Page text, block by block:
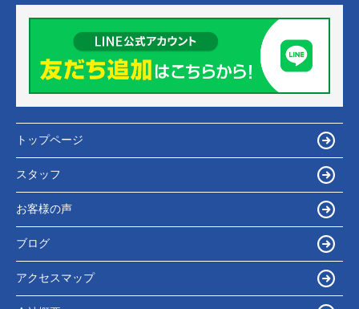
トップページ
スタッフ
お客様の声
ブログ
アクセスマップ